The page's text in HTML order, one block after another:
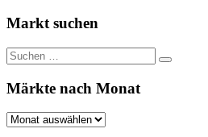
Markt suchen
Suchen
nach:
Suchen
Märkte nach Monat
Märkte